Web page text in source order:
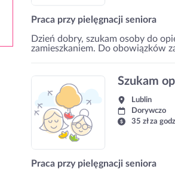
Praca przy pielęgnacji seniora
Dzień dobry, szukam osoby do
zamieszkaniem. Do obowiązków
Szukam
Lublin
Dorywczo
35 zł za
Praca przy pielęgnacji seniora